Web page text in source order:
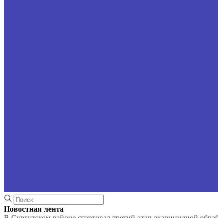
Новостная лента